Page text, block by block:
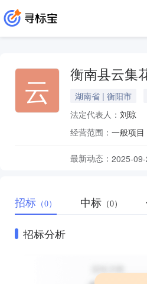
云 衡南县云集
湖南省 | 衡阳市
法定代表人： 刘琼
经营范围：
最新动态： 2025-
招标 （0） 中标 （0）
招标分析